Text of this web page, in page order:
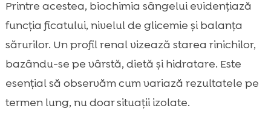
Printre acestea, biochimia sângelui evidențiază
funcția ficatului, nivelul de glicemie și balanța
sărurilor. Un profil renal vizează starea rinichilor,
bazându-se pe vârstă, dietă și hidratare. Este
esențial să observăm cum variază rezultatele pe
termen lung, nu doar situații izolate.